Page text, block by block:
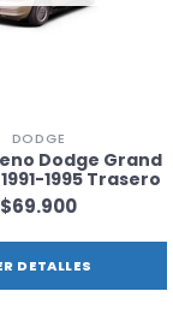
DODGE
Dodge Grand
1995 Trasero
$69.900
DETALLES